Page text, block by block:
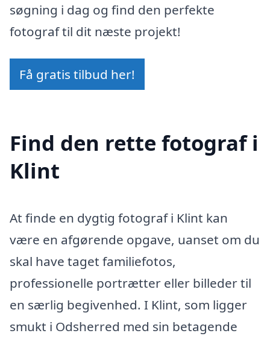
søgning i dag og find den perfekte
fotograf til dit næste projekt!
Få gratis tilbud her!
Find den rette fotograf i
Klint
At finde en dygtig fotograf i Klint kan
være en afgørende opgave, uanset om du
skal have taget familiefotos,
professionelle portrætter eller billeder til
en særlig begivenhed. I Klint, som ligger
smukt i Odsherred med sin betagende